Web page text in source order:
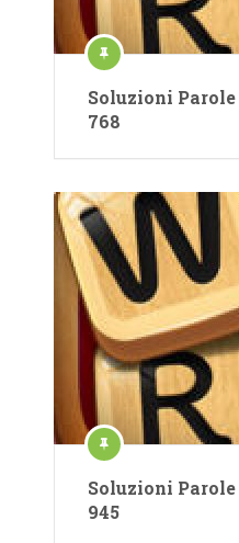
Soluzioni
768
Soluzioni
945